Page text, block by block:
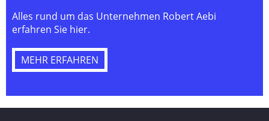
Alles rund um das Unternehmen Robert Aebi
erfahren Sie hier.
MEHR ERFAHREN